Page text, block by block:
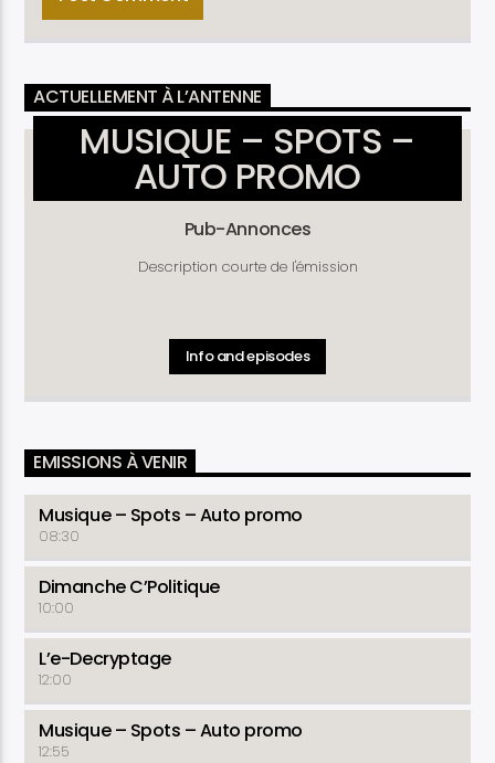
ACTUELLEMENT À L’ANTENNE
MUSIQUE – SPOTS –
AUTO PROMO
Pub-Annonces
Description courte de l'émission
Info and episodes
EMISSIONS À VENIR
Musique – Spots – Auto promo
08:30
Dimanche C’Politique
10:00
L’e-Decryptage
12:00
Musique – Spots – Auto promo
12:55